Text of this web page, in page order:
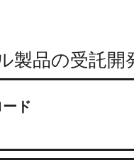
製品の受託開
ド